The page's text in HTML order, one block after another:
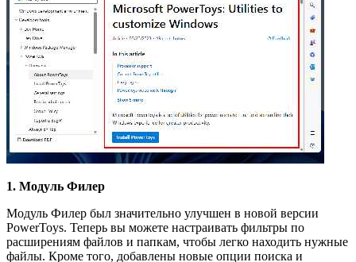
1. Модуль Филер
Модуль Филер был значительно улучшен в новой версии
PowerToys. Теперь вы можете настраивать фильтры по
расширениям файлов и папкам, чтобы легко находить нужные
файлы. Кроме того, добавлены новые опции поиска и